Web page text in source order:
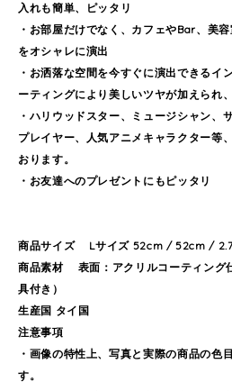
入れも簡単、ピッタリ
・お部屋だけでなく、カフェやBar、美
をオシャレに演出
・お洒落な空間を今すぐに演出できるイ
ーティングにより美しいツヤが加えられ
・ハリウッドスター、ミュージシャン、
プレイヤー、人気アニメキャラクター等
おります。
・お友達へのプレゼントにもピッタリ
商品サイズ Lサイズ 52cm / 52cm /
商品素材 表面：アクリルコーティング
具付き）
生産国 タイ国
注意事項
・画像の特性上、写真と実際の商品の色
す。